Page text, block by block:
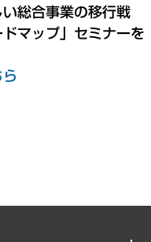
総合事業の移行戦
マップ」セミナーを